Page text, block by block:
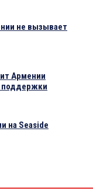
не вызывает
Армении
поддержки
на Seaside